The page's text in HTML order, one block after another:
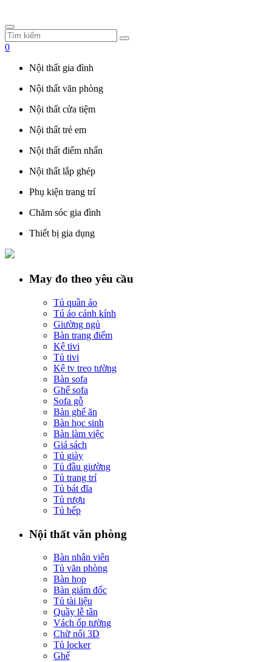
0
Nội thất gia đình
Nội thất văn phòng
Nội thất cửa tiệm
Nội thất trẻ em
Nội thất điểm nhấn
Nội thất lắp ghép
Phụ kiện trang trí
Chăm sóc gia đình
Thiết bị gia dụng
May đo theo yêu cầu
Tủ quần áo
Tú áo cánh kính
Giường ngủ
Bàn trang điểm
Kệ tivi
Tủ tivi
Kệ tv treo tường
Bàn sofa
Ghế sofa
Sofa gỗ
Bàn ghế ăn
Bàn học sinh
Bàn làm việc
Giá sách
Tủ giày
Tủ đầu giường
Tủ trang trí
Tủ bát đĩa
Tủ rượu
Tủ bếp
Nội thất văn phòng
Bàn nhân viên
Tủ văn phòng
Bàn họp
Bàn giám đốc
Tủ tài liệu
Quầy lễ tân
Vách ốp tường
Chữ nổi 3D
Tủ locker
Ghế